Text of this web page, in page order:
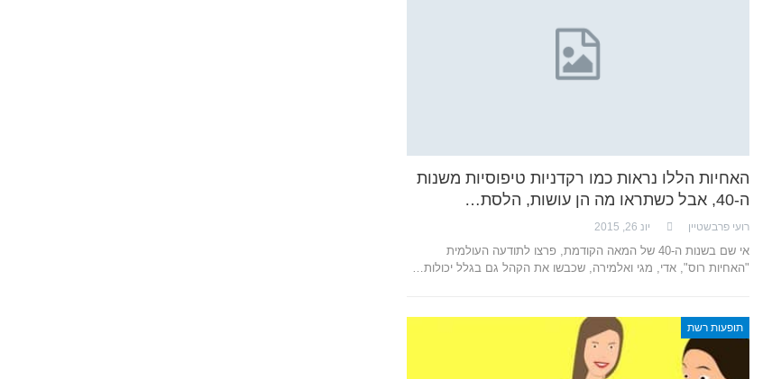
האחיות הללו נראות כמו רקדניות טיפוסיות משנות
ה-40, אבל כשתראו מה הן עושות, הלסת…
רועי פרבשטיין יונ 26, 2015
אי שם בשנות ה-40 של המאה הקודמת, פרצו לתודעה העולמית
"האחיות רוס", אדי, מגי ואלמירה, שכבשו את הקהל גם בגלל יכולות…
תופעות רשת